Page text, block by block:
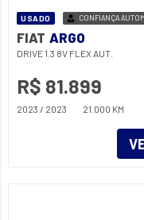
USADO CONFIANÇA
FIAT ARGO
DRIVE 1.3 8V FLEX AUT.
R$ 81.899
2023 / 2023 21.000 KM